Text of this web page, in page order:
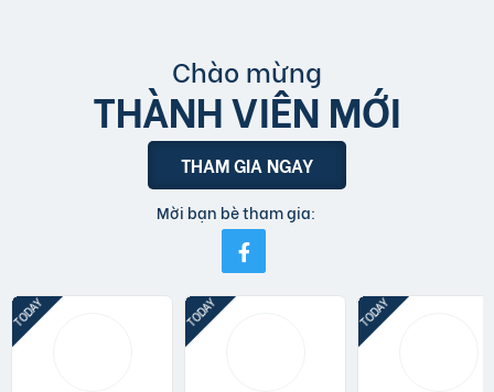
Chào mừng
THÀNH VIÊN MỚI
THAM GIA NGAY
Mời bạn bè tham gia: